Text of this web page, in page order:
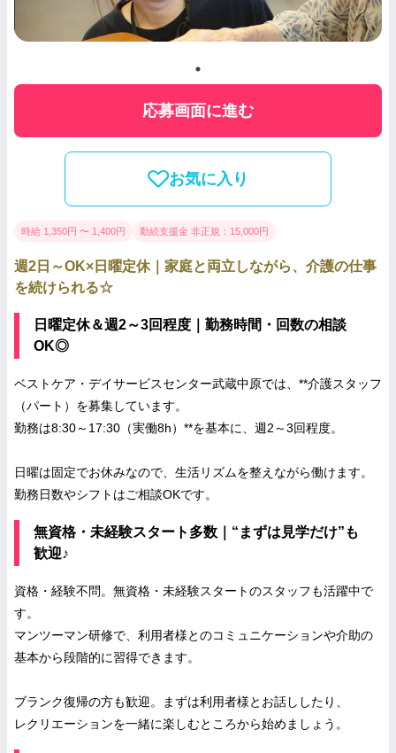
応募画面に進む
お気に入り
時給 1,350円 〜 1,400円 勤続支援金 非正規：15,000円
週2日～OK×日曜定休｜家庭と両立しながら、介護の仕事
を続けられる☆
日曜定休＆週2～3回程度｜勤務時間・回数の相談
OK◎
ベストケア・デイサービスセンター武蔵中原では、**介護スタッフ
（パート）を募集しています。
勤務は8:30～17:30（実働8h）**を基本に、週2～3回程度。
日曜は固定でお休みなので、生活リズムを整えながら働けます。
勤務日数やシフトはご相談OKです。
無資格・未経験スタート多数｜“まずは見学だけ”も
歓迎♪
資格・経験不問。無資格・未経験スタートのスタッフも活躍中で
す。
マンツーマン研修で、利用者様とのコミュニケーションや介助の
基本から段階的に習得できます。
ブランク復帰の方も歓迎。まずは利用者様とお話ししたり、
レクリエーションを一緒に楽しむところから始めましょう。